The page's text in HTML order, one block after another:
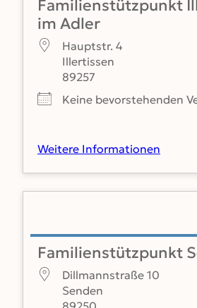
Familienstützpunkt
im Adler
Hauptstr. 4
Illertissen
89257
Keine bevorstehenden
Weitere Informationen
Familienstützpunkt
Dillmannstraße 10
Senden